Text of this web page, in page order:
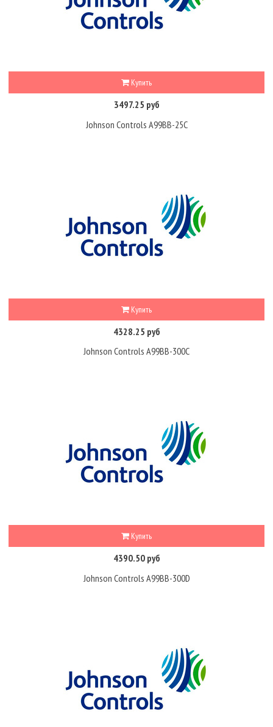
Купить
3497.25 руб
Johnson Controls A99BB-25C
Купить
4328.25 руб
Johnson Controls A99BB-300C
Купить
4390.50 руб
Johnson Controls A99BB-300D